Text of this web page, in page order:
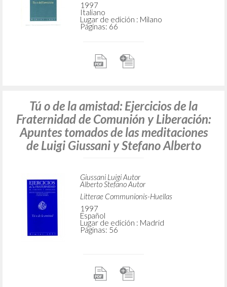
1997
Italiano
Lugar de edición : Milano
Páginas: 66
Tú o de la amistad: Ejercicios de la
Fraternidad de Comunión y Liberación:
Apuntes tomados de las meditaciones
de Luigi Giussani y Stefano Alberto
Giussani Luigi Autor
Alberto Stefano Autor
Litterae Communionis-Huellas
1997
Español
Lugar de edición : Madrid
Páginas: 56